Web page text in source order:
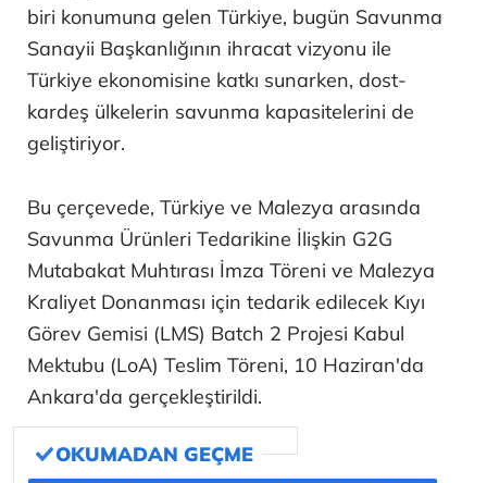
biri konumuna gelen Türkiye, bugün Savunma
Sanayii Başkanlığının ihracat vizyonu ile
Türkiye ekonomisine katkı sunarken, dost-
kardeş ülkelerin savunma kapasitelerini de
geliştiriyor.
Bu çerçevede, Türkiye ve Malezya arasında
Savunma Ürünleri Tedarikine İlişkin G2G
Mutabakat Muhtırası İmza Töreni ve Malezya
Kraliyet Donanması için tedarik edilecek Kıyı
Görev Gemisi (LMS) Batch 2 Projesi Kabul
Mektubu (LoA) Teslim Töreni, 10 Haziran'da
Ankara'da gerçekleştirildi.